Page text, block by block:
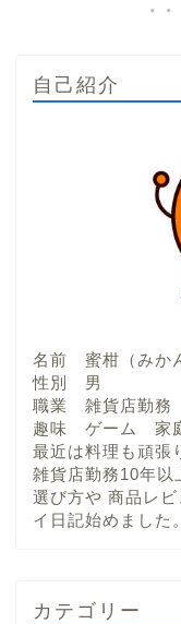
自己紹介
名前 蜜柑（みか
性別 男
職業 雑貨店勤務
趣味 ゲーム 家
最近は料理も頑張
雑貨店勤務10年以
選び方や 商品レ
イ日記始めました。
カテゴリー